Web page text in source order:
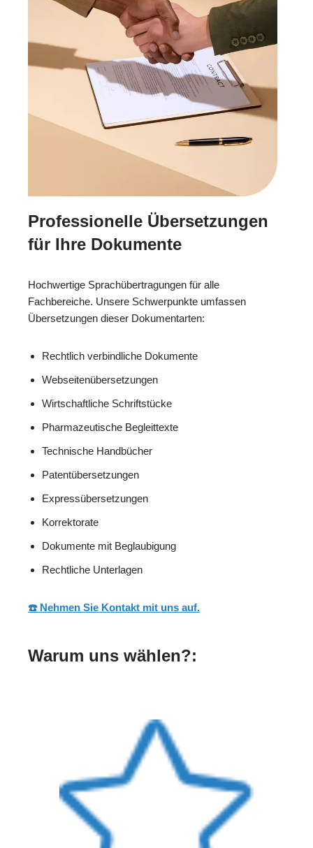
Professionelle Übersetzungen
für Ihre Dokumente
Hochwertige Sprachübertragungen für alle
Fachbereiche. Unsere Schwerpunkte umfassen
Übersetzungen dieser Dokumentarten:
Rechtlich verbindliche Dokumente
Webseitenübersetzungen
Wirtschaftliche Schriftstücke
Pharmazeutische Begleittexte
Technische Handbücher
Patentübersetzungen
Expressübersetzungen
Korrektorate
Dokumente mit Beglaubigung
Rechtliche Unterlagen
☎️ Nehmen Sie Kontakt mit uns auf.
Warum uns wählen?: